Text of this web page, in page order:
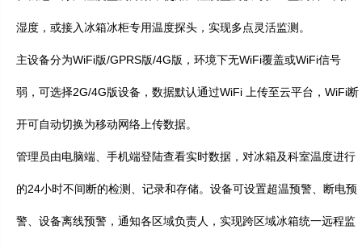
湿度，或接入冰箱冰柜专用温度探头，实现多点灵活监测。
主设备分为WiFi版/GPRS版/4G版，环境下无WiFi覆盖或WiFi信号
弱，可选择2G/4G版设备，数据默认通过WiFi 上传至云平台，WiFi断
开可自动切换为移动网络上传数据。
管理员由电脑端、手机端登陆查看实时数据，对冰箱及科室温度进行
的24小时不间断的检测、记录和存储。设备可设置超温预警、断电预
警、设备离线预警，通知各区域负责人，实现跨区域冰箱统一远程监